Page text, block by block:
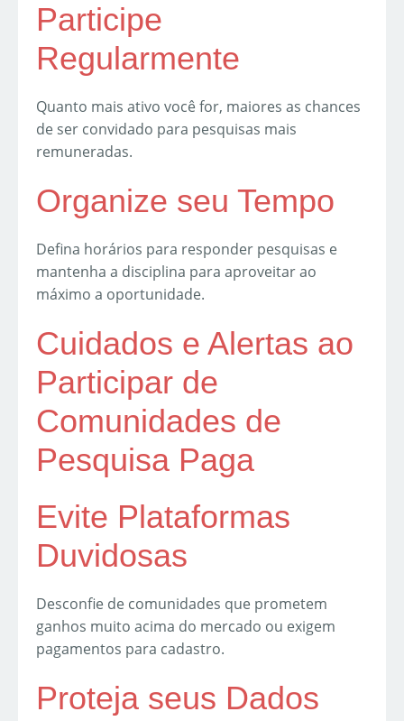
Participe
Regularmente
Quanto mais ativo você for, maiores as chances
de ser convidado para pesquisas mais
remuneradas.
Organize seu Tempo
Defina horários para responder pesquisas e
mantenha a disciplina para aproveitar ao
máximo a oportunidade.
Cuidados e Alertas ao
Participar de
Comunidades de
Pesquisa Paga
Evite Plataformas
Duvidosas
Desconfie de comunidades que prometem
ganhos muito acima do mercado ou exigem
pagamentos para cadastro.
Proteja seus Dados